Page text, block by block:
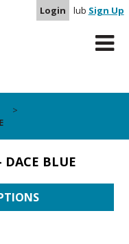
Login lub Sign Up
BLUE